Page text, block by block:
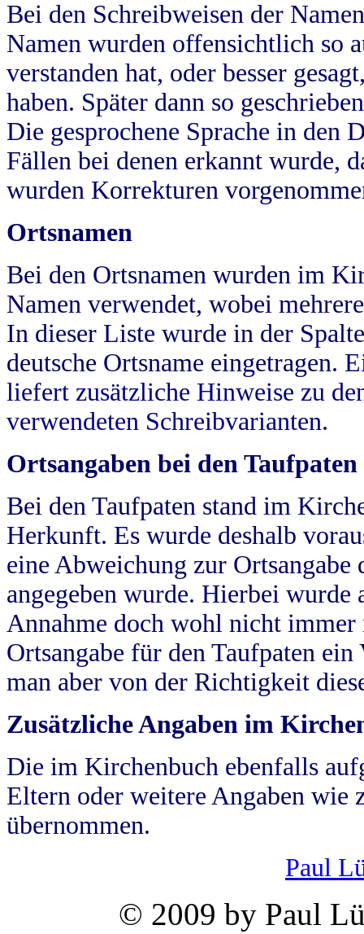
Bei den Schreibweisen der
Namen wurden offensichtlich so
verstanden hat, oder besser
haben. Später dann so
Die gesprochene Sprache in
Fällen bei denen erkannt wurde,
wurden Korrekturen
Ortsnamen
Bei den Ortsnamen wurden im
Namen verwendet, wobei
In dieser Liste wurde in der
deutsche Ortsname eingetragen.
liefert zusätzliche Hinweise zu
verwendeten Schreibvarianten.
Ortsangaben bei den Taufpaten
Bei den Taufpaten stand im
Herkunft. Es wurde deshalb
eine Abweichung zur
angegeben wurde. Hierbei wurde
Annahme doch wohl nicht
Ortsangabe für den Taufpaten
man aber von der Richtigkeit
Zusätzliche Angaben im
Die im Kirchenbuch ebenfalls
Eltern oder weitere Angaben wie
übernommen.
Paul
© 2009 by Paul